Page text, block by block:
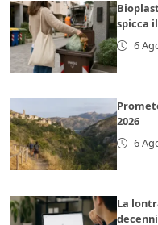
spicca
6
2026
6
La